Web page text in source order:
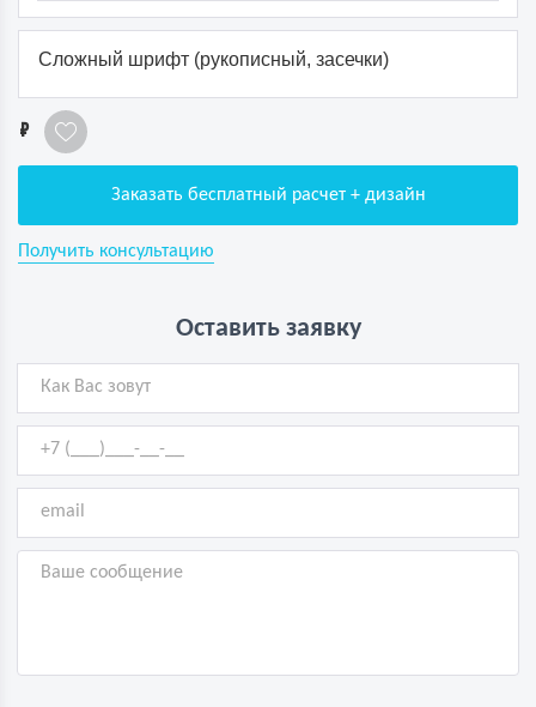
Сложный шрифт (рукописный, засечки)
1
Заказать бесплатный расчет + дизайн
Получить консультацию
Оставить заявку